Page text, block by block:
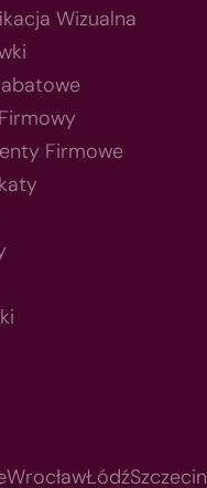
Wizualna
Firmowe
WrocławŁódźSzczecin